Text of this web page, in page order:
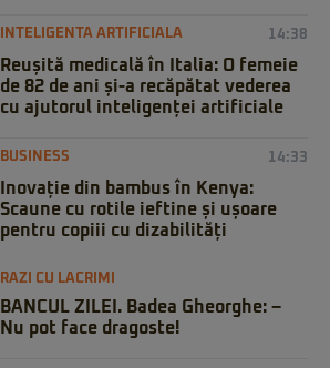
INTELIGENTA ARTIFICIALA 14:38
Reușită medicală în Italia: O femeie
de 82 de ani și-a recăpătat vederea
cu ajutorul inteligenței artificiale
BUSINESS 14:33
Inovație din bambus în Kenya:
Scaune cu rotile ieftine și ușoare
pentru copiii cu dizabilități
RAZI CU LACRIMI
BANCUL ZILEI. Badea Gheorghe: –
Nu pot face dragoste!